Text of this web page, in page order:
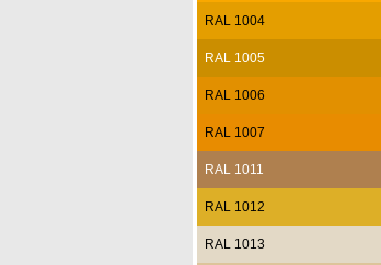
RAL 1004
RAL 1005
RAL 1006
RAL 1007
RAL 1011
RAL 1012
RAL 1013